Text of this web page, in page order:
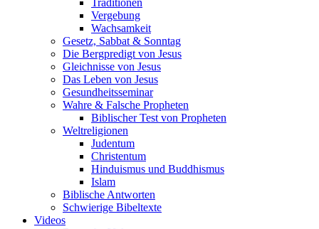
Traditionen
Vergebung
Wachsamkeit
Gesetz, Sabbat & Sonntag
Die Bergpredigt von Jesus
Gleichnisse von Jesus
Das Leben von Jesus
Gesundheitsseminar
Wahre & Falsche Propheten
Biblischer Test von Propheten
Weltreligionen
Judentum
Christentum
Hinduismus und Buddhismus
Islam
Biblische Antworten
Schwierige Bibeltexte
Videos